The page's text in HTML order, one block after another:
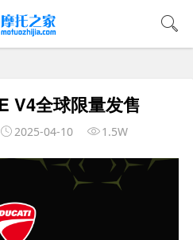
V4全球限量发售
2025-04-10 1.5W